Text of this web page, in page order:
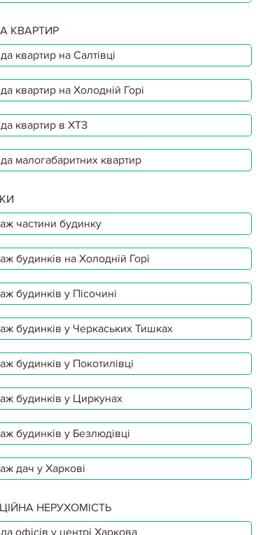
КВАРТИР
квартир на Салтівці
квартир на Холодній Горі
квартир в ХТЗ
малогабаритних квартир
частини будинку
будинків на Холодній Горі
будинків у Пісочині
будинків у Черкаських Тишках
будинків у Покотилівці
будинків у Циркунах
будинків у Безлюдівці
дач у Харкові
НЕРУХОМІСТЬ